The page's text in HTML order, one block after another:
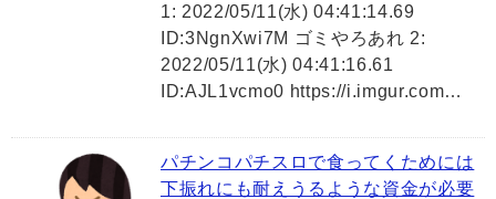
1: 2022/05/11(水) 04:41:14.69
ID:3NgnXwi7M ゴミやろあれ 2:
2022/05/11(水) 04:41:16.61
ID:AJL1vcmo0 https://i.imgur.com…
パチンコパチスロで食ってくためには
下振れにも耐えうるような資金が必要